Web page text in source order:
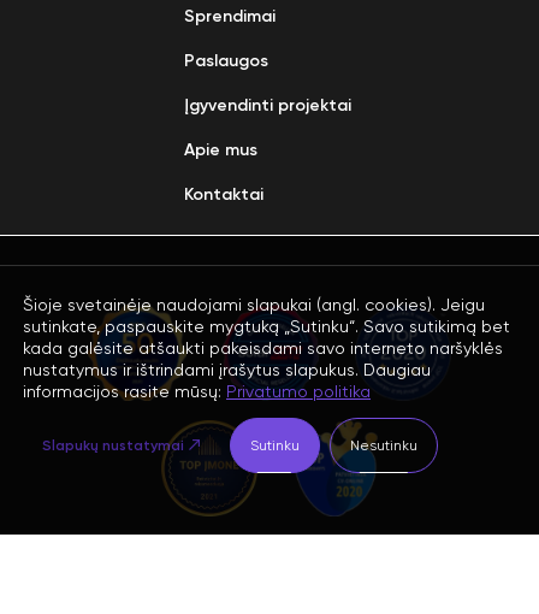
Sprendimai
Paslaugos
Įgyvendinti projektai
Apie mus
Kontaktai
Šioje svetainėje naudojami slapukai (angl. cookies). Jeigu
sutinkate, paspauskite mygtuką „Sutinku“. Savo sutikimą bet
kada galėsite atšaukti pakeisdami savo interneto naršyklės
nustatymus ir ištrindami įrašytus slapukus. Daugiau
informacijos rasite mūsų: Privatumo politika
Sutinku Nesutinku
Slapukų nustatymai